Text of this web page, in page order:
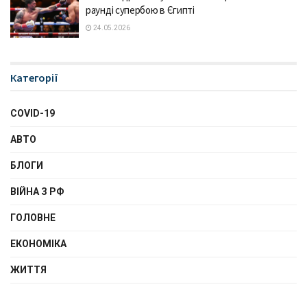
раунді супербою в Єгипті
24.05.2026
Категорії
COVID-19
АВТО
БЛОГИ
ВІЙНА З РФ
ГОЛОВНЕ
ЕКОНОМІКА
ЖИТТЯ